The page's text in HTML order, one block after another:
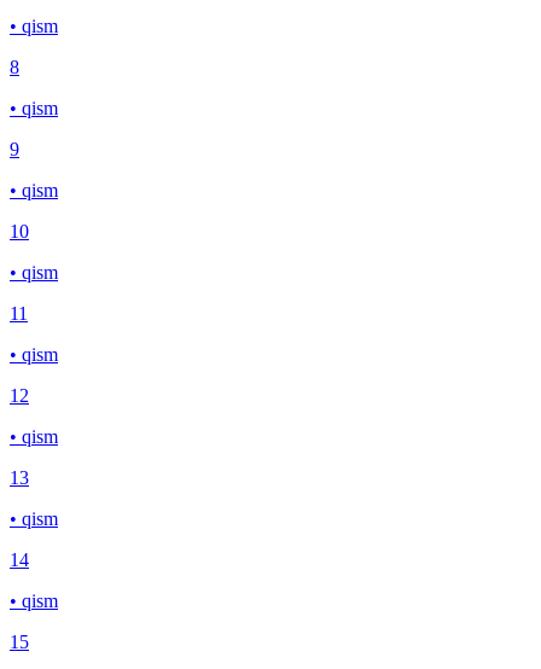
• qism
8
• qism
9
• qism
10
• qism
11
• qism
12
• qism
13
• qism
14
• qism
15